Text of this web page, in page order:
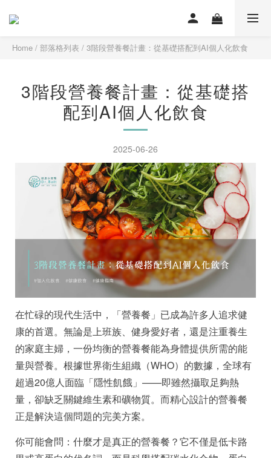
Home / 部落格列表 / 3階段營養餐計畫：從基礎搭配到AI個人化飲食
3階段營養餐計畫：從基礎搭
配到AI個人化飲食
2025-06-26
在忙碌的現代生活中，「營養餐」已成為許多人追求健
康的首選。無論是上班族、健身愛好者，還是注重養生
的家庭主婦，一份均衡的營養餐能為身體提供所需的能
量與營養。根據世界衛生組織（WHO）的數據，全球有
超過20億人面臨「隱性飢餓」——即雖然攝取足夠熱
量，卻缺乏關鍵維生素和礦物質。而精心設計的營養餐
正是解決這個問題的完美方案。
你可能會問：什麼才是真正的營養餐？它不僅是低卡路